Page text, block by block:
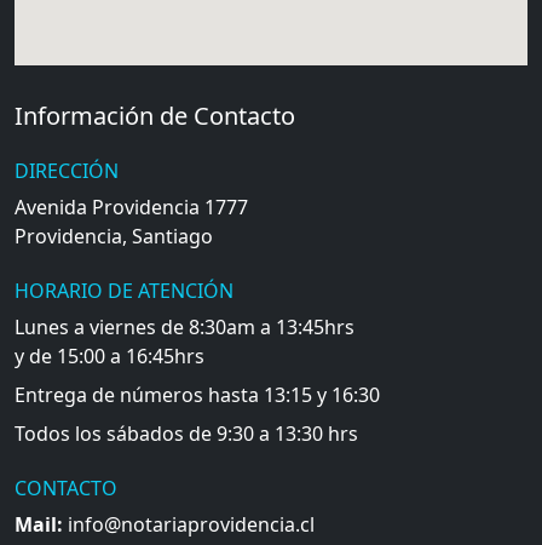
Información de Contacto
DIRECCIÓN
Avenida Providencia 1777
Providencia, Santiago
HORARIO DE ATENCIÓN
Lunes a viernes de 8:30am a 13:45hrs
y de 15:00 a 16:45hrs
Entrega de números hasta 13:15 y 16:30
Todos los sábados de 9:30 a 13:30 hrs
CONTACTO
Mail: info@notariaprovidencia.cl